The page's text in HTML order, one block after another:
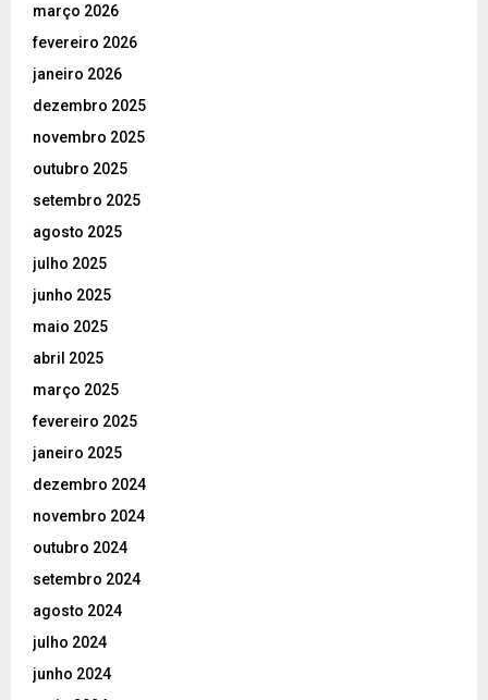
março 2026
fevereiro 2026
janeiro 2026
dezembro 2025
novembro 2025
outubro 2025
setembro 2025
agosto 2025
julho 2025
junho 2025
maio 2025
abril 2025
março 2025
fevereiro 2025
janeiro 2025
dezembro 2024
novembro 2024
outubro 2024
setembro 2024
agosto 2024
julho 2024
junho 2024